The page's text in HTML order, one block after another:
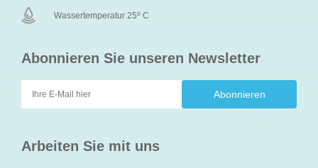
Abonnieren Sie unseren Newsletter
Arbeiten Sie mit uns
Wassertemperatur 25o C